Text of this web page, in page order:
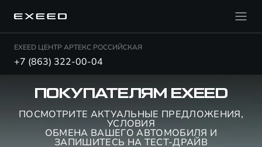
EXEED ЦЕНТР АРТЕКС РОССИЙСКАЯ
+7 (863) 322-00-04
ПОКУПАТЕЛЯМ EXEED
ПОСМОТРИТЕ АКТУАЛЬНЫЕ ПРЕДЛОЖЕНИЯ,
УСЛОВИЯ
ОБМЕНА ВАШЕГО АВТОМОБИЛЯ И
ЗАПИШИТЕСЬ НА ТЕСТ-ДРАЙВ